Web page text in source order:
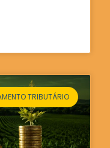
TRIBUTÁRIO